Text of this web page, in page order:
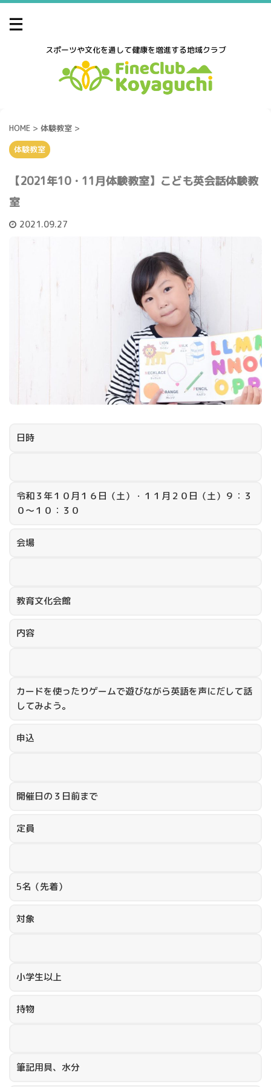
スポーツや文化を通して健康を増進する地域クラブ
HOME > 体験教室 >
体験教室
【2021年10・11月体験教室】こども英会話体験教
室
2021.09.27
日時
令和３年１０月１６日（土）・１１月２０日（土）９：３
０～１０：３０
会場
教育文化会館
内容
カードを使ったりゲームで遊びながら英語を声にだして話
してみよう。
申込
開催日の３日前まで
定員
5名（先着）
対象
小学生以上
持物
筆記用具、水分